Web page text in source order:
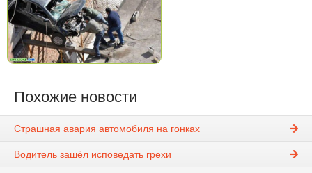
Похожие новости
Страшная авария автомобиля на гонках
Водитель зашёл исповедать грехи